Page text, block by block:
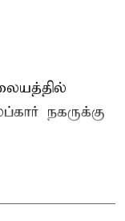
நகருக்கு